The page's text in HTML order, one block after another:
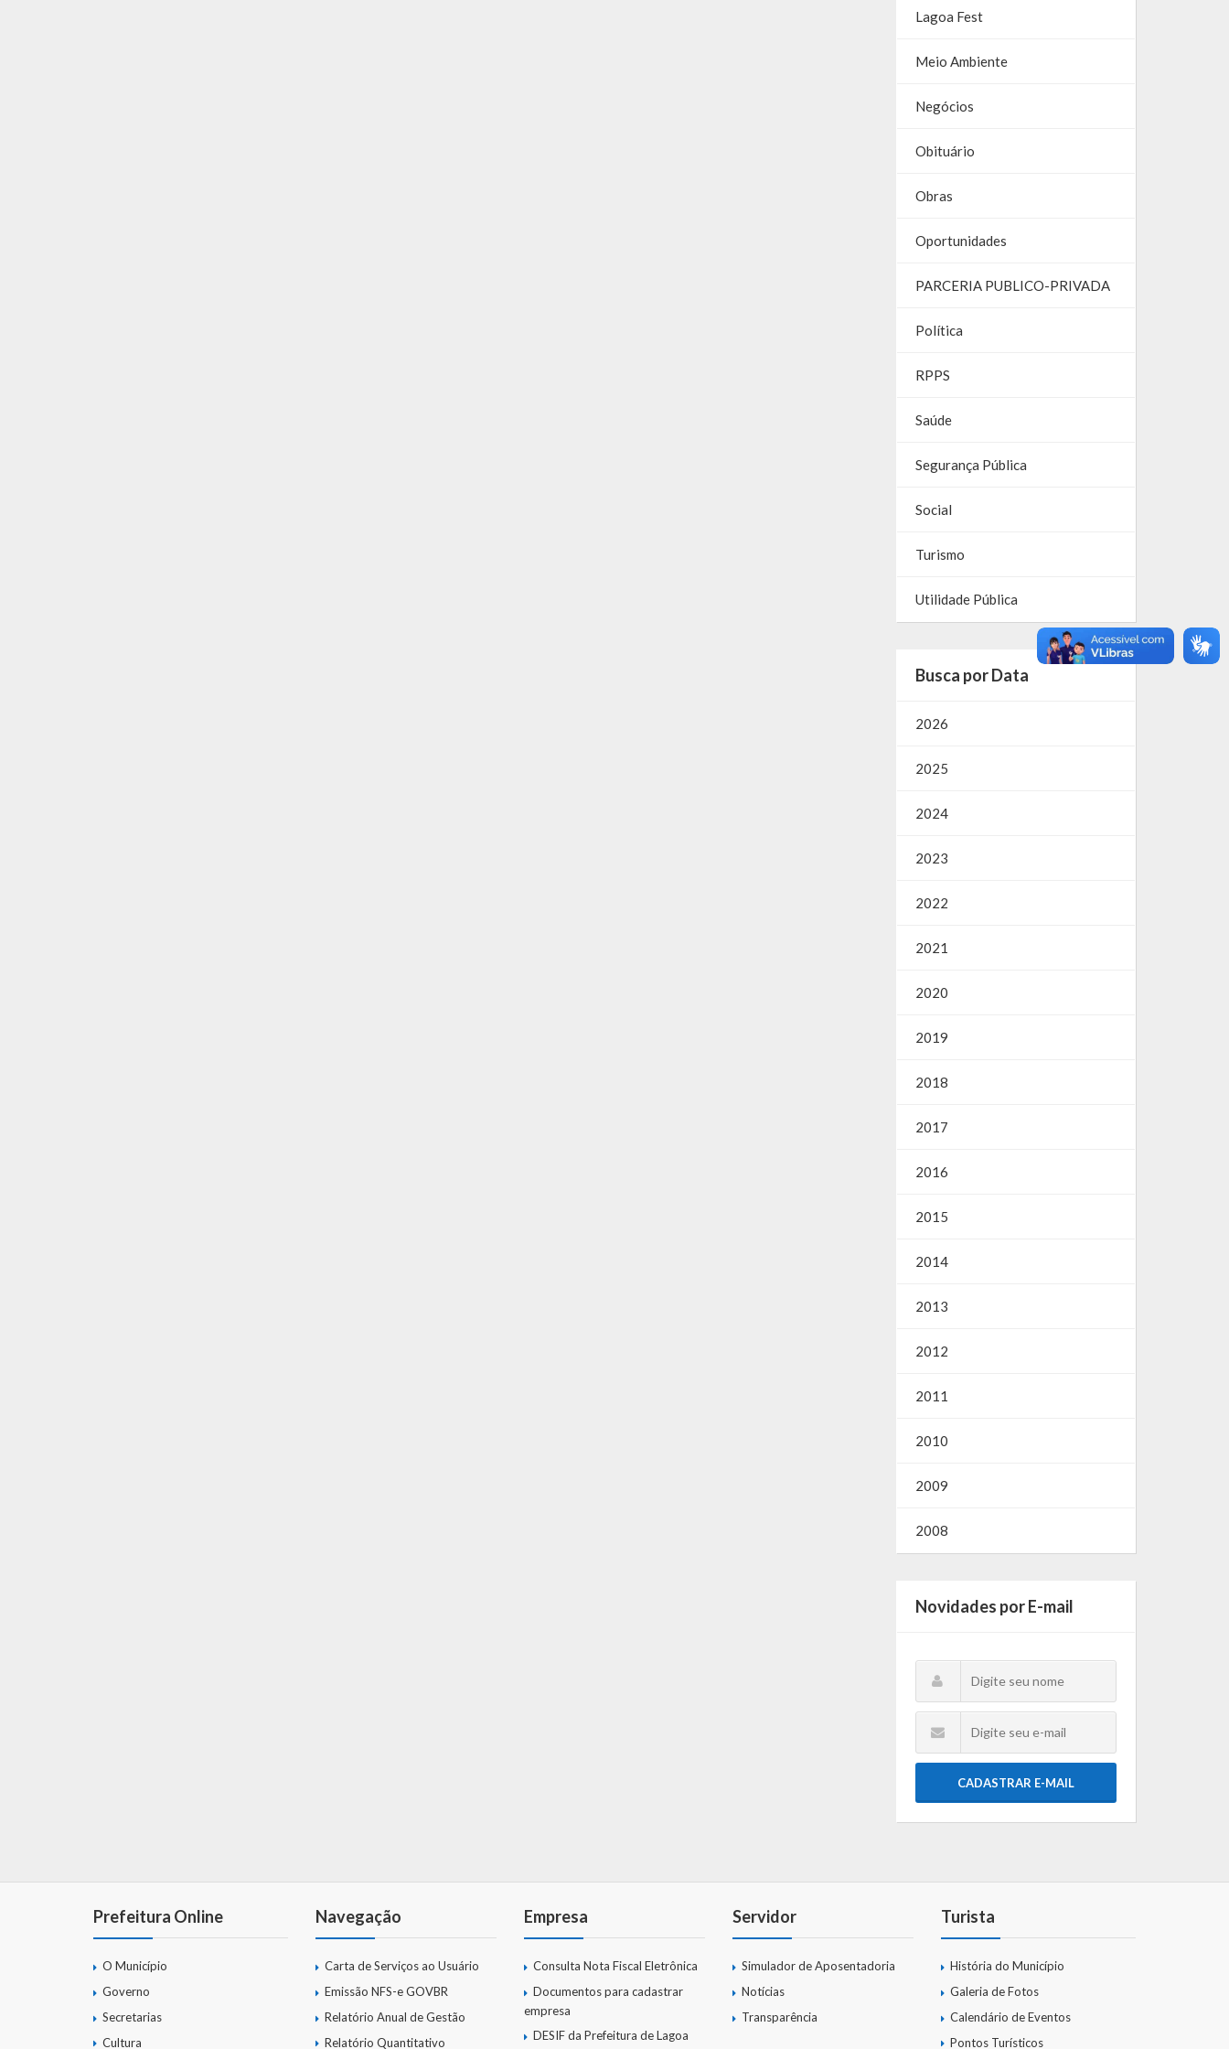
Lagoa Fest
Meio Ambiente
Negócios
Obituário
Obras
Oportunidades
PARCERIA PUBLICO-PRIVADA
Política
RPPS
Saúde
Segurança Pública
Social
Turismo
Utilidade Pública
Busca por Data
2026
2025
2024
2023
2022
2021
2020
2019
2018
2017
2016
2015
2014
2013
2012
2011
2010
2009
2008
Novidades por E-mail
CADASTRAR E-MAIL
Prefeitura Online
O Município
Governo
Secretarias
Cultura
Navegação
Carta de Serviços ao Usuário
Emissão NFS-e GOVBR
Relatório Anual de Gestão
Relatório Quantitativo
Empresa
Consulta Nota Fiscal Eletrônica
Documentos para cadastrar
empresa
DESIF da Prefeitura de Lagoa
Servidor
Simulador de Aposentadoria
Notícias
Transparência
Turista
História do Município
Galeria de Fotos
Calendário de Eventos
Pontos Turísticos